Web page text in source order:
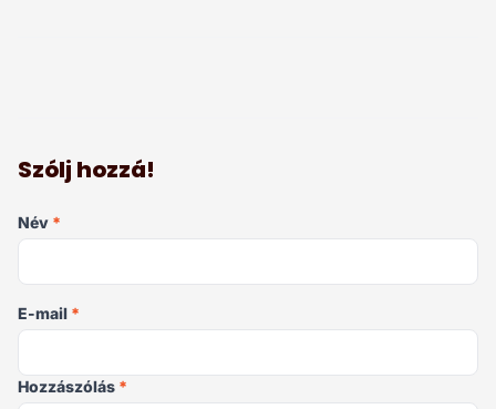
Szólj hozzá!
Név *
E-mail *
Hozzászólás *